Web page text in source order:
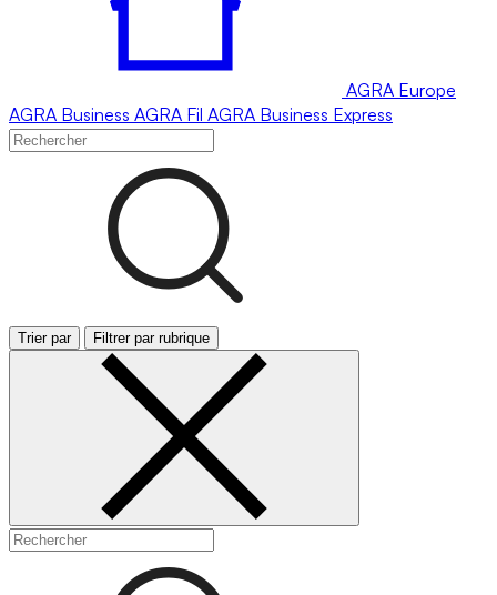
AGRA Europe
AGRA Business AGRA Fil AGRA Business Express
Trier par Filtrer par rubrique